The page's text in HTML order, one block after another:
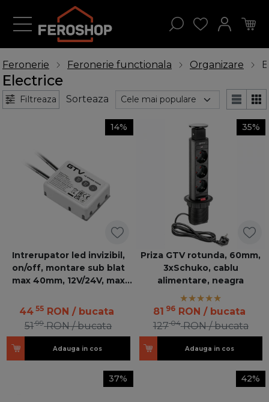
Feronerie Feronerie functionala Organizare
Electrice
Filtreaza Sorteaza
14%
Intrerupator led invizibil,
on/off, montare sub blat
max 40mm, 12V/24V, max
44 55 RON / bucata
5199 RON / bucata
Adauga in cos
35%
Priza GTV rotunda, 60mm,
3xSchuko, cablu
alimentare, neagra
81 96 RON / bucata
12704 RON / bucata
Adauga in cos
37% 42%